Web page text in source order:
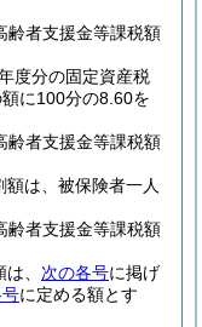
齢者支援金等課税額
度分の固定資産税
に100分の8.60を
齢者支援金等課税額
は、被保険者一人
齢者支援金等課税額
、 次の各号に掲げ
に定める額とす